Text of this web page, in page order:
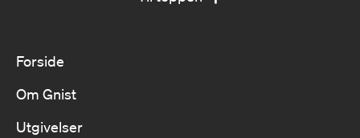
Forside
Om Gnist
Utgivelser